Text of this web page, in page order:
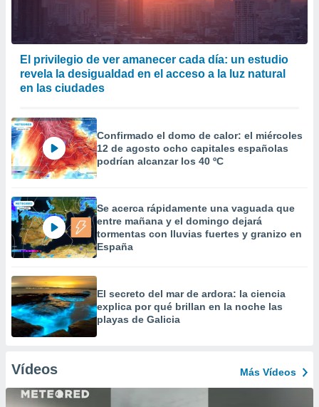
El privilegio de ver amanecer cada día: un estudio
revela la desigualdad en el acceso a la luz natural
en las ciudades
Confirmado el domo de calor: el miércoles
12 de agosto ocho capitales españolas
podrían alcanzar los 40 ºC
Se acerca rápidamente una vaguada que
entre mañana y el domingo dejará
tormentas con lluvias fuertes y granizo en
España
El secreto del mar de ardora: la ciencia
explica por qué brillan en la noche las
playas de Galicia
Vídeos Más Vídeos